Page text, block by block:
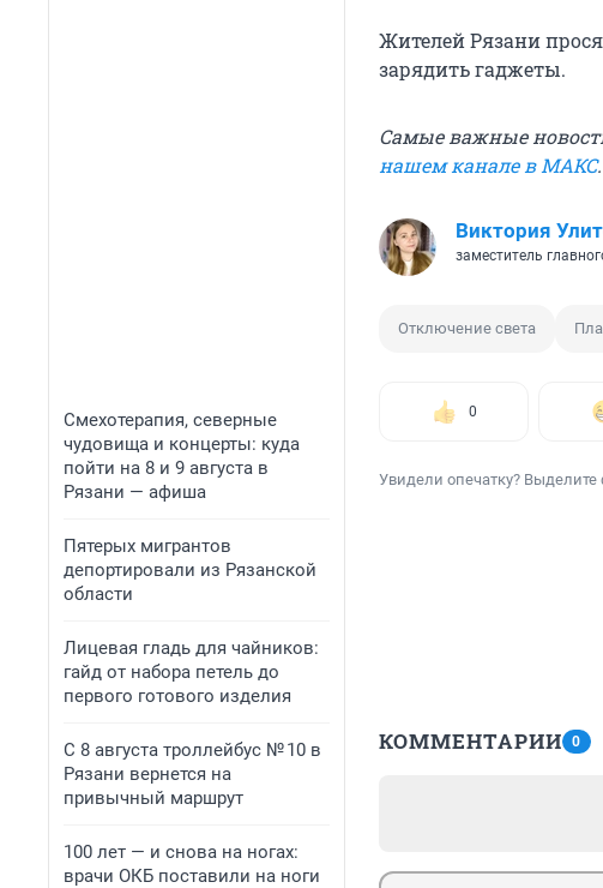
Смехотерапия, северные
чудовища и концерты: куда
пойти на 8 и 9 августа в
Рязани — афиша
Пятерых мигрантов
депортировали из Рязанской
области
Лицевая гладь для чайников:
гайд от набора петель до
первого готового изделия
С 8 августа троллейбус № 10 в
Рязани вернется на
привычный маршрут
100 лет — и снова на ногах:
врачи ОКБ поставили на ноги
Жителей Рязани
зарядить гаджеты.
Самые важные
нашем канале в МАКС
Виктория
заместитель
Отключение света
0
Увидели опечатку?
КОММЕНТАРИИ 0